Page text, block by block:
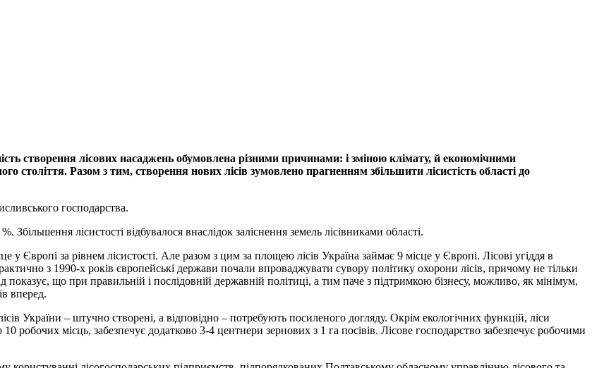
створення лісових насаджень обумовлена різними причинами: і зміною клімату, й економічними
століття. Разом з тим, створення нових лісів зумовлено прагненням збільшити лісистість області до
господарства.
лісистості відбувалося внаслідок заліснення земель лісівниками області.
Європі за рівнем лісистості. Але разом з цим за площею лісів Україна займає 9 місце у Європі. Лісові угіддя в
з 1990-х років європейські держави почали впроваджувати сувору політику охорони лісів, причому не тільки
що при правильній і послідовній державній політиці, а тим паче з підтримкою бізнесу, можливо, як мінімум,
вперед.
України – штучно створені, а відповідно – потребують посиленого догляду. Окрім екологічних функцій, ліси
робочих місць, забезпечує додатково 3-4 центнери зернових з 1 га посівів. Лісове господарство забезпечує робочими